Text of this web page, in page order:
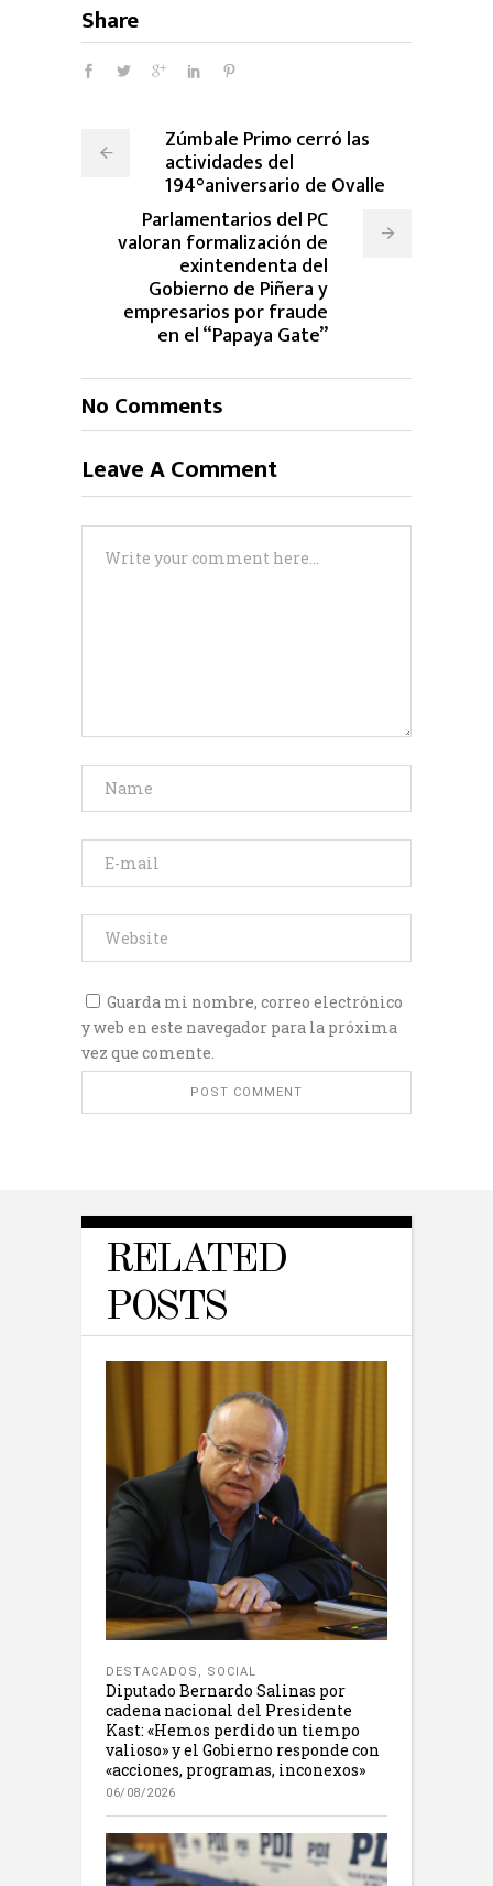
Share
Zúmbale Primo cerró las
actividades del
194°aniversario de Ovalle
Parlamentarios del PC
valoran formalización de
exintendenta del
Gobierno de Piñera y
empresarios por fraude
en el “Papaya Gate”
No Comments
Leave A Comment
Guarda mi nombre, correo electrónico
y web en este navegador para la próxima
vez que comente.
RELATED
POSTS
DESTACADOS , SOCIAL
Diputado Bernardo Salinas por
cadena nacional del Presidente
Kast: «Hemos perdido un tiempo
valioso» y el Gobierno responde con
«acciones, programas, inconexos»
06/08/2026